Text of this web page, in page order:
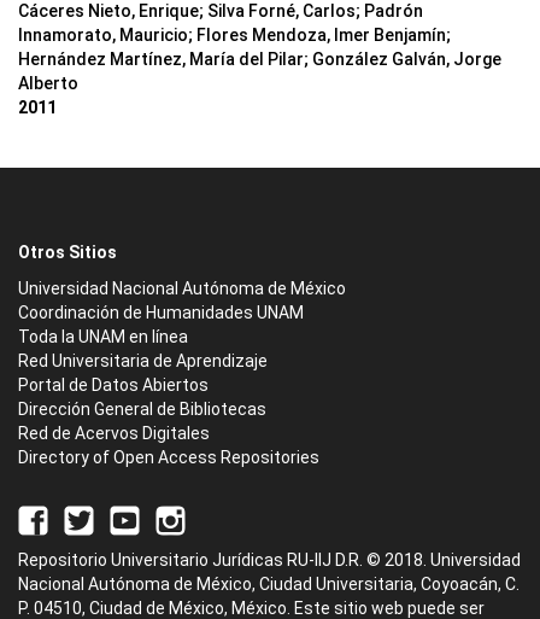
Cáceres Nieto, Enrique; Silva Forné, Carlos; Padrón
Innamorato, Mauricio; Flores Mendoza, Imer Benjamín;
Hernández Martínez, María del Pilar; González Galván, Jorge
Alberto
2011
Otros Sitios
Universidad Nacional Autónoma de México
Coordinación de Humanidades UNAM
Toda la UNAM en línea
Red Universitaria de Aprendizaje
Portal de Datos Abiertos
Dirección General de Bibliotecas
Red de Acervos Digitales
Directory of Open Access Repositories
Repositorio Universitario Jurídicas RU-IIJ D.R. © 2018. Universidad
Nacional Autónoma de México, Ciudad Universitaria, Coyoacán, C.
P. 04510, Ciudad de México, México. Este sitio web puede ser